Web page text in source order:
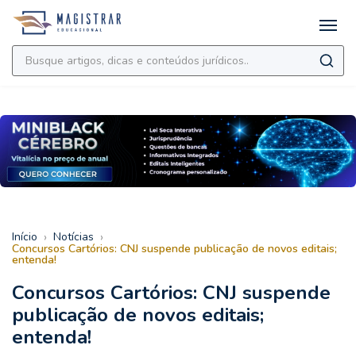
Início › Notícias ›
Concursos Cartórios: CNJ suspende publicação de novos editais;
entenda!
Concursos Cartórios: CNJ suspende
publicação de novos editais;
entenda!